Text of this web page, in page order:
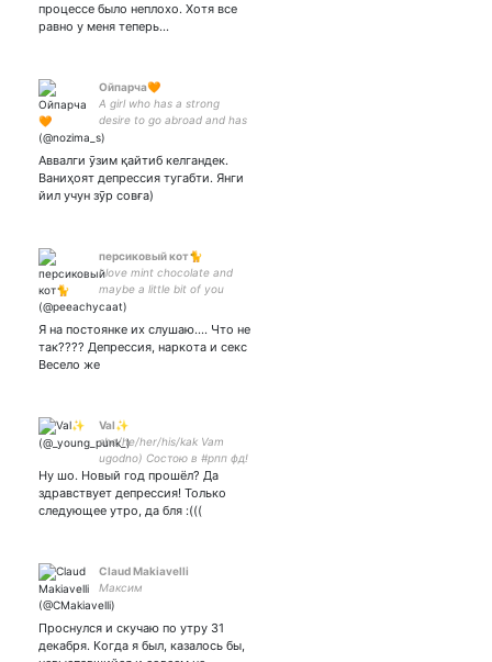
процессе было неплохо. Хотя все
равно у меня теперь…
Ойпарча🧡
A girl who has a strong
desire to go abroad and has
a wanderlust🍀
Аввалги ӯзим қайтиб келгандек.
Ваниҳоят депрессия тугабти. Янги
йил учун зӯр совға)
персиковый кот🐈
I love mint chocolate and
maybe a little bit of you
(sunsun×beomjun) тгк -
Я на постоянке их слушаю.... Что не
так???? Депрессия, наркота и секс
Весело же
Val✨
she/he/her/his/kak Vam
ugodno) Состою в #рпп фд!
Стэню aNOFaZa max: 75
min: 54 now: 172/5?
Ну шо. Новый год прошёл? Да
здравствует депрессия! Только
следующее утро, да бля :(((
Claud Makiavelli
Максим
Проснулся и скучаю по утру 31
декабря. Когда я был, казалось бы,